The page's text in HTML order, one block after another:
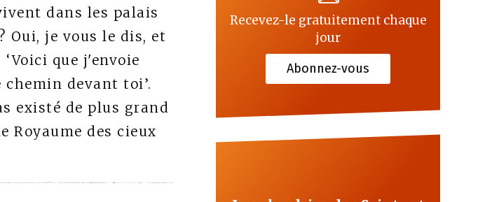
dans les palais
Oui, je vous le dis, et
que j'envoie
devant toi’.
existé de plus grand
Royaume des cieux
Recevez-le gratuitement chaque
jour
Abonnez-vous